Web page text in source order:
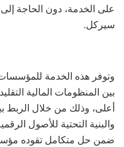
على الخدمة، دون الحاجة
سيركل.
وتوفر هذه الخدمة
بين المنظومات المالية
أعلى، وذلك من خلال الربط
والبنية التحتية للأصول
ضمن حل متكامل تقوده